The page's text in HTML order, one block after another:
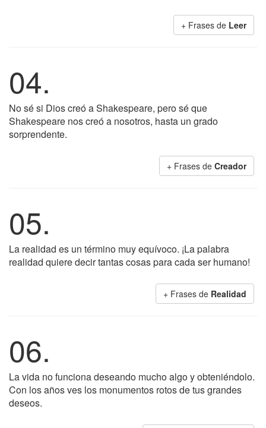
+ Frases de Leer
04.
No sé si Dios creó a Shakespeare, pero sé que
Shakespeare nos creó a nosotros, hasta un grado
sorprendente.
+ Frases de Creador
05.
La realidad es un término muy equívoco. ¡La palabra
realidad quiere decir tantas cosas para cada ser humano!
+ Frases de Realidad
06.
La vida no funciona deseando mucho algo y obteniéndolo.
Con los años ves los monumentos rotos de tus grandes
deseos.